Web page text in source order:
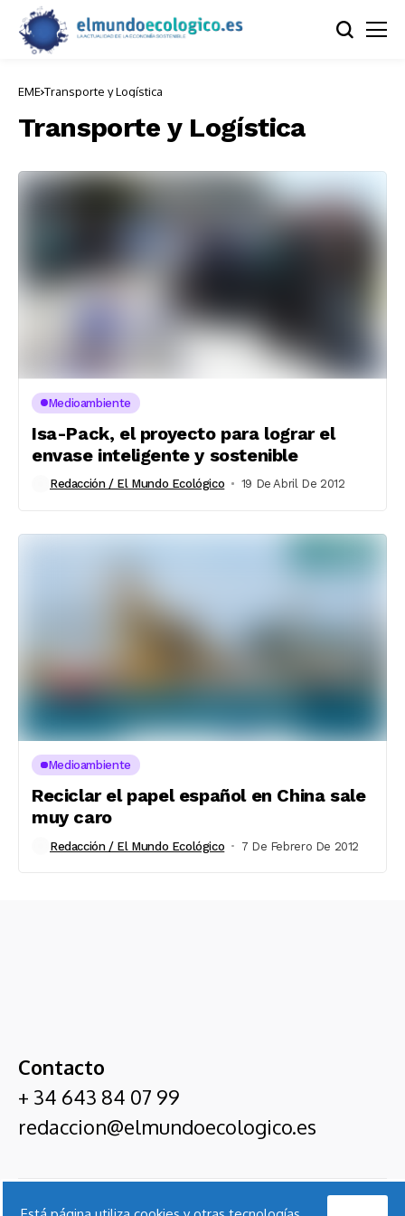
EME Transporte y Logística
Transporte y Logística
Medioambiente
Isa-Pack, el proyecto para lograr el
envase inteligente y sostenible
Redacción / El Mundo Ecológico 19 De Abril De 2012
Medioambiente
Reciclar el papel español en China sale
muy caro
Redacción / El Mundo Ecológico 7 De Febrero De 2012
Contacto
+ 34 643 84 07 99
redaccion@elmundoecologico.es
El Mundo Ecológico